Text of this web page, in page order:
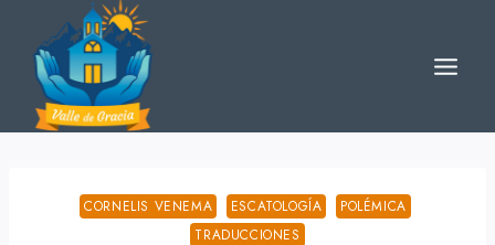
content
CORNELIS VENEMA ESCATOLOGÍA
POLÉMICA
TRADUCCIONES